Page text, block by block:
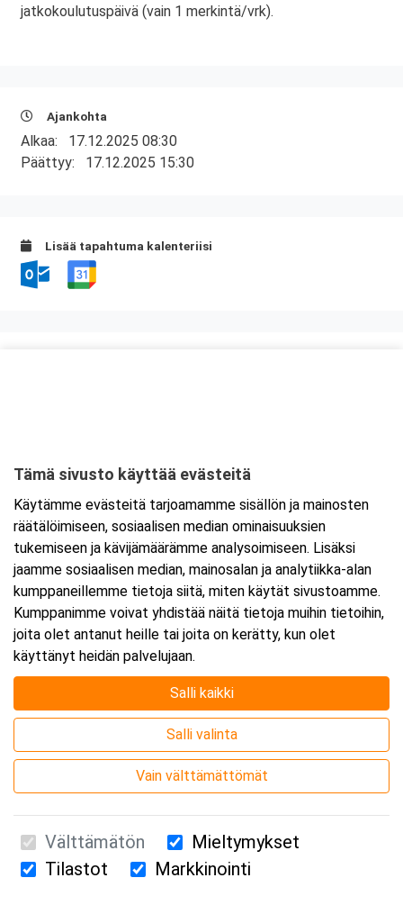
jatkokoulutuspäivä (vain 1 merkintä/vrk).
Ajankohta
Alkaa: 17.12.2025 08:30
Päättyy: 17.12.2025 15:30
Lisää tapahtuma kalenteriisi
Tarkempi kartta ja ajo-ohjeet
Suomen Ensiapukoulutus Oy / Valimotie 21 / 00380 Helsinki
Tämä sivusto käyttää evästeitä
Käytämme evästeitä tarjoamamme sisällön ja mainosten
räätälöimiseen, sosiaalisen median ominaisuuksien
tukemiseen ja kävijämäärämme analysoimiseen. Lisäksi
jaamme sosiaalisen median, mainosalan ja analytiikka-alan
kumppaneillemme tietoja siitä, miten käytät sivustoamme.
Kumppanimme voivat yhdistää näitä tietoja muihin tietoihin,
joita olet antanut heille tai joita on kerätty, kun olet
käyttänyt heidän palvelujaan.
Salli kaikki
Salli valinta
Vain välttämättömät
Välttämätön
Mieltymykset
Tilastot
Markkinointi